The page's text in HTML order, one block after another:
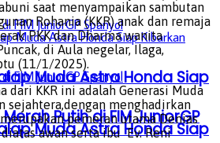
Muda Astra Honda Siap
Putih di FIM JuniorGP
Muda Astra Honda Siap
saat menyampaikan sambutan
Rohania (KKR) anak dan remaja
PKK dan Dharma wanita
di Aula negelar, Ilaga,
(11/1/2025).
dari KKR ini adalah Generasi Muda
sejahtera,dengan menghadirkan
pemeran utama Denias
awan serta ibu Ev. Reni